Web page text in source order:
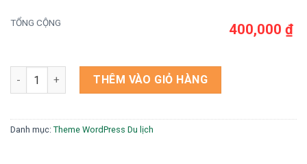
TỔNG CỘNG 400,000 ₫
Theme wordpress du lịch bi tour số lượng
THÊM VÀO GIỎ HÀNG
Danh mục: Theme WordPress Du lịch